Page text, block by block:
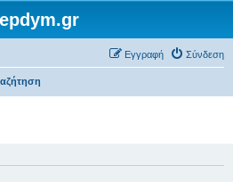
Σύνδεση
Εγγραφή